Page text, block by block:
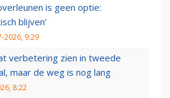
is geen optie:
blijven’
2026, 9:29
verbetering zien in tweede
maar de weg is nog lang
8:22